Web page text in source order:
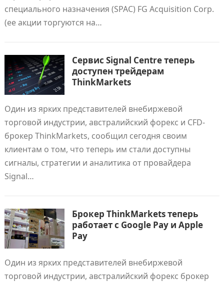
специального назначения (SPAC) FG Acquisition Corp.
(ее акции торгуются на…
Сервис Signal Centre теперь
доступен трейдерам
ThinkMarkets
Один из ярких представителей внебиржевой
торговой индустрии, австралийский форекс и CFD-
брокер ThinkMarkets, сообщил сегодня своим
клиентам о том, что теперь им стали доступны
сигналы, стратегии и аналитика от провайдера
Signal…
Брокер ThinkMarkets теперь
работает с Google Pay и Apple
Pay
Один из ярких представителей внебиржевой
торговой индустрии, австралийский форекс брокер